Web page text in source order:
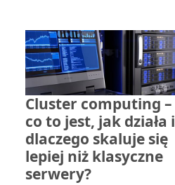
Cluster computing –
co to jest, jak działa i
dlaczego skaluje się
lepiej niż klasyczne
serwery?